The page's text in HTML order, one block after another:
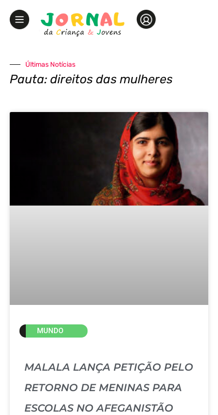
Últimas Notícias
Pauta: direitos das mulheres
MUNDO
MALALA LANÇA PETIÇÃO PELO
RETORNO DE MENINAS PARA
ESCOLAS NO AFEGANISTÃO